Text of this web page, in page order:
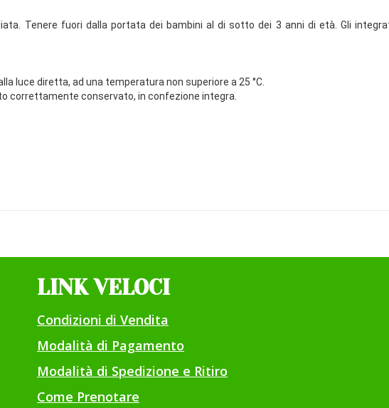
Tenere fuori dalla portata dei bambini al di sotto dei 3 anni di età. Gli
luce diretta, ad una temperatura non superiore a 25 °C.
correttamente conservato, in confezione integra.
LINK VELOCI
Condizioni di Vendita
Modalità di Pagamento
Modalità di Spedizione e Ritiro
Come Prenotare